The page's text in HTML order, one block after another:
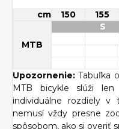
cm 150 155
MTB
S
Upozornenie: Tabuľka
MTB bicykle slúži
individuálne rozdiely v
nemusí vždy presne
spôsobom, ako si overiť